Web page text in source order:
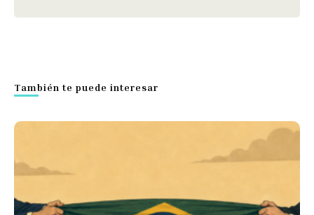
También te puede interesar